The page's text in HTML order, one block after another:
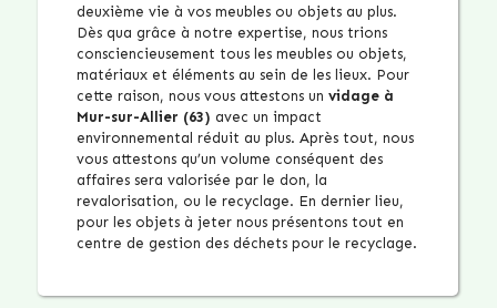
deuxième vie à vos meubles ou objets au plus.
Dès qua grâce à notre expertise, nous trions
consciencieusement tous les meubles ou objets,
matériaux et éléments au sein de les lieux. Pour
cette raison, nous vous attestons un vidage à
Mur-sur-Allier (63) avec un impact
environnemental réduit au plus. Après tout, nous
vous attestons qu’un volume conséquent des
affaires sera valorisée par le don, la
revalorisation, ou le recyclage. En dernier lieu,
pour les objets à jeter nous présentons tout en
centre de gestion des déchets pour le recyclage.